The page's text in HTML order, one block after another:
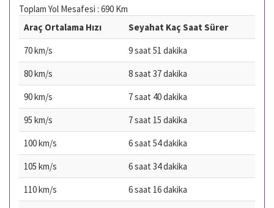
Toplam Yol Mesafesi : 690 Km
Araç Ortalama Hızı
Seyahat Kaç Saat Sürer
70 km/s
9 saat 51 dakika
80 km/s
8 saat 37 dakika
90 km/s
7 saat 40 dakika
95 km/s
7 saat 15 dakika
100 km/s
6 saat 54 dakika
105 km/s
6 saat 34 dakika
110 km/s
6 saat 16 dakika